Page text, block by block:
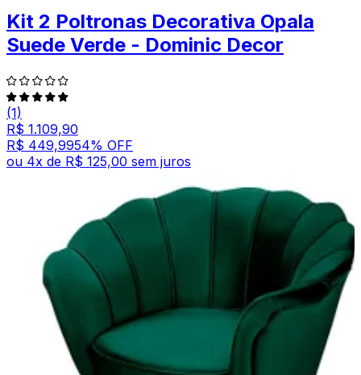
Kit 2 Poltronas Decorativa Opala
Suede Verde - Dominic Decor
(1)
R$ 1.109,90
R$ 449,9954% OFF
ou 4x de R$ 125,00 sem juros